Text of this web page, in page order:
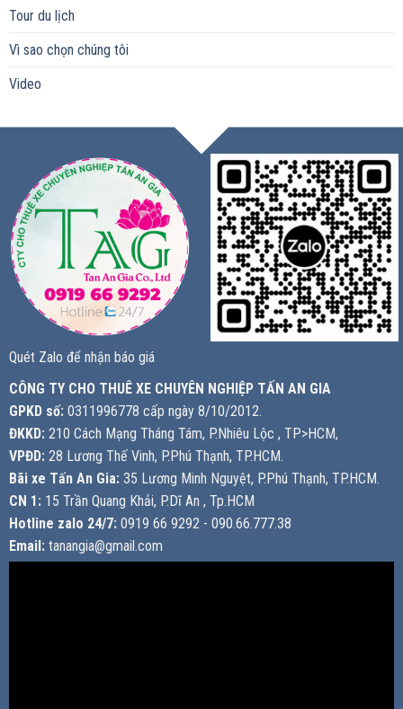
Tour du lịch
Vì sao chọn chúng tôi
Video
Quét Zalo để nhận báo giá
CÔNG TY CHO THUÊ XE CHUYÊN NGHIỆP TẤN AN GIA
GPKD số: 0311996778 cấp ngày 8/10/2012.
ĐKKD: 210 Cách Mạng Tháng Tám, P.Nhiêu Lộc , TP>HCM,
VPĐD: 28 Lương Thế Vinh, P.Phú Thạnh, TP.HCM.
Bãi xe Tấn An Gia: 35 Lương Minh Nguyệt, P.Phú Thạnh, TP.HCM.
CN 1: 15 Trần Quang Khải, P.Dĩ An , Tp.HCM
Hotline zalo 24/7: 0919 66 9292 - 090.66.777.38
Email: tanangia@gmail.com